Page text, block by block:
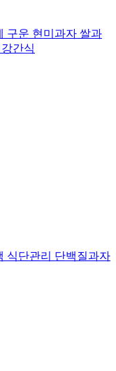
구운 현미과자 쌀과
간식
식단관리 단백질과자